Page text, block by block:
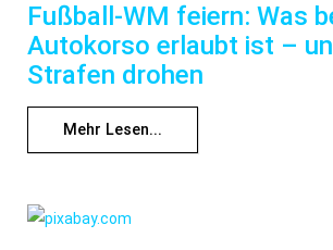
Fußball-WM feiern: Was
Autokorso erlaubt ist –
Strafen drohen
Mehr Lesen...